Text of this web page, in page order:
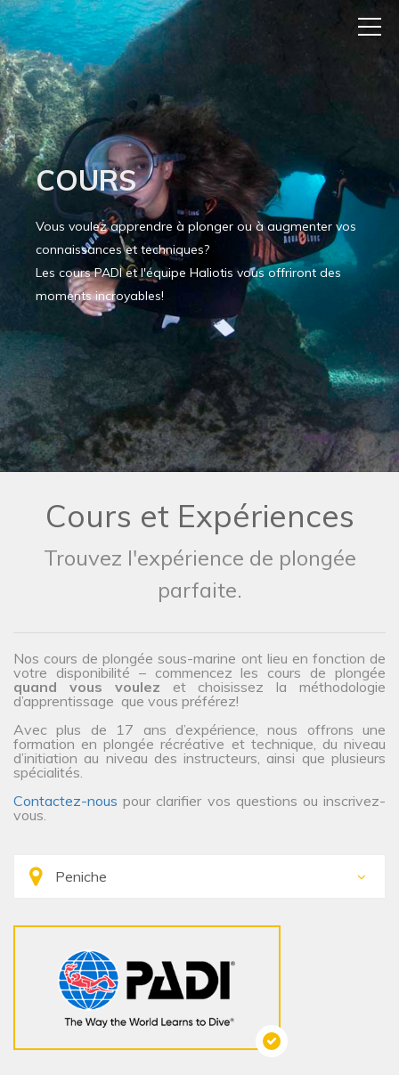
COURS
Vous voulez apprendre à plonger ou à augmenter vos
connaissances et techniques?
Les cours PADI et l'équipe Haliotis vous offriront des
moments incroyables!
Cours et Expériences
Trouvez l'expérience de plongée
parfaite.
Nos cours de plongée sous-marine ont lieu en fonction de
votre disponibilité – commencez les cours de plongée
quand vous voulez et choisissez la méthodologie
d’apprentissage que vous préférez!
Avec plus de 17 ans d’expérience, nous offrons une
formation en plongée récréative et technique, du niveau
d’initiation au niveau des instructeurs, ainsi que plusieurs
spécialités.
Contactez-nous pour clarifier vos questions ou inscrivez-
vous.